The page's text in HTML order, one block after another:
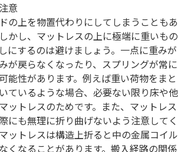
意
の上を物置代わりにしてしまうこともあ
かし、マットレスの上に極端に重いもの
にするのは避けましょう。一点に重みが
が戻らなくなったり、スプリングが常に
能性があります。例えば重い荷物をまと
ているような場合、必要ない限り床や他
ットレスのためです。また、マットレス
にも無理に折り曲げないよう注意してく
ットレスは構造上折ると中の金属コイル
くなることがあります。搬入経路の関係